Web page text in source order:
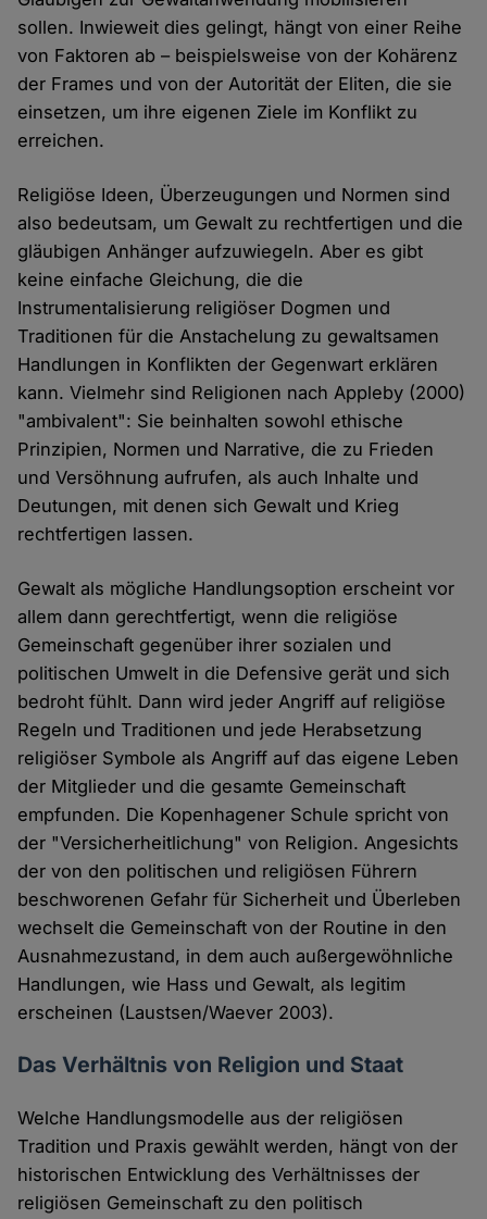
sollen. Inwieweit dies gelingt, hängt von einer Reihe
von Faktoren ab – beispielsweise von der Kohärenz
der Frames und von der Autorität der Eliten, die sie
einsetzen, um ihre eigenen Ziele im Konflikt zu
erreichen.
Religiöse Ideen, Überzeugungen und Normen sind
also bedeutsam, um Gewalt zu rechtfertigen und die
gläubigen Anhänger aufzuwiegeln. Aber es gibt
keine einfache Gleichung, die die
Instrumentalisierung religiöser Dogmen und
Traditionen für die Anstachelung zu gewaltsamen
Handlungen in Konflikten der Gegenwart erklären
kann. Vielmehr sind Religionen nach Appleby (2000)
"ambivalent": Sie beinhalten sowohl ethische
Prinzipien, Normen und Narrative, die zu Frieden
und Versöhnung aufrufen, als auch Inhalte und
Deutungen, mit denen sich Gewalt und Krieg
rechtfertigen lassen.
Gewalt als mögliche Handlungsoption erscheint vor
allem dann gerechtfertigt, wenn die religiöse
Gemeinschaft gegenüber ihrer sozialen und
politischen Umwelt in die Defensive gerät und sich
bedroht fühlt. Dann wird jeder Angriff auf religiöse
Regeln und Traditionen und jede Herabsetzung
religiöser Symbole als Angriff auf das eigene Leben
der Mitglieder und die gesamte Gemeinschaft
empfunden. Die Kopenhagener Schule spricht von
der "Versicherheitlichung" von Religion. Angesichts
der von den politischen und religiösen Führern
beschworenen Gefahr für Sicherheit und Überleben
wechselt die Gemeinschaft von der Routine in den
Ausnahmezustand, in dem auch außergewöhnliche
Handlungen, wie Hass und Gewalt, als legitim
erscheinen (Laustsen/Waever 2003).
Das Verhältnis von Religion und Staat
Welche Handlungsmodelle aus der religiösen
Tradition und Praxis gewählt werden, hängt von der
historischen Entwicklung des Verhältnisses der
religiösen Gemeinschaft zu den politisch